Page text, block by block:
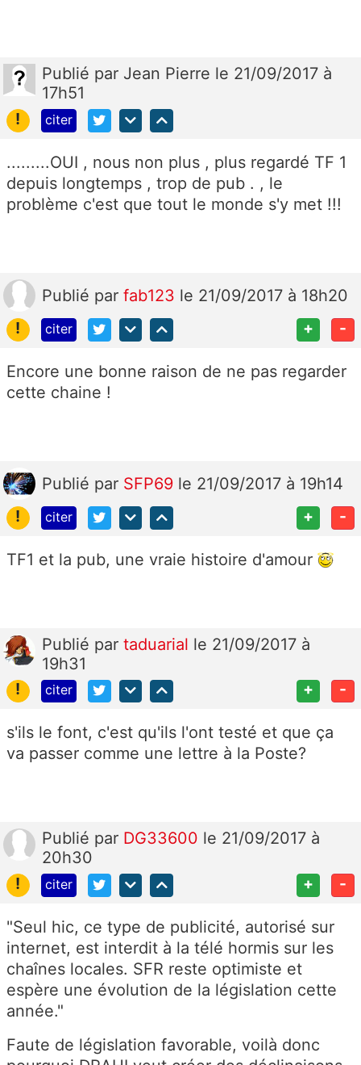
Publié par Jean Pierre le 21/09/2017 à
17h51
!
citer
.........OUI , nous non plus , plus regardé TF 1
depuis longtemps , trop de pub . , le
problème c'est que tout le monde s'y met !!!
Publié par fab123 le 21/09/2017 à 18h20
!
citer + -
Encore une bonne raison de ne pas regarder
cette chaine !
Publié par SFP69 le 21/09/2017 à 19h14
!
citer + -
TF1 et la pub, une vraie histoire d'amour
Publié par taduarial le 21/09/2017 à
19h31
!
citer + -
s'ils le font, c'est qu'ils l'ont testé et que ça
va passer comme une lettre à la Poste?
Publié par DG33600 le 21/09/2017 à
20h30
!
citer + -
"Seul hic, ce type de publicité, autorisé sur
internet, est interdit à la télé hormis sur les
chaînes locales. SFR reste optimiste et
espère une évolution de la législation cette
année."
Faute de législation favorable, voilà donc